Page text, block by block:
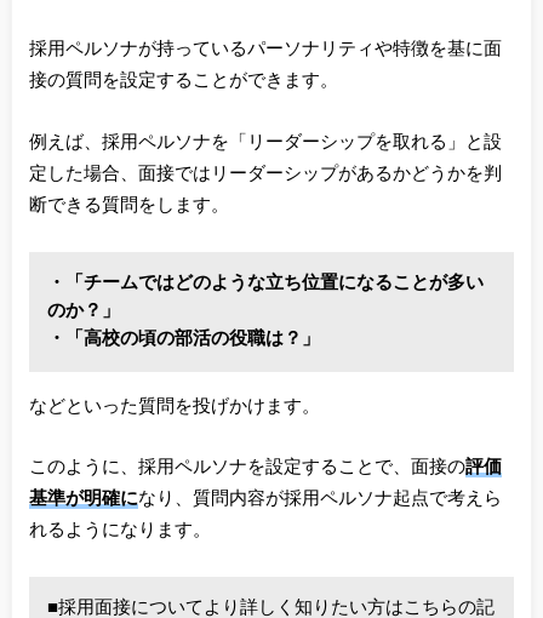
採用ペルソナが持っているパーソナリティや特徴を基に面
接の質問を設定することができます。
例えば、採用ペルソナを「リーダーシップを取れる」と設
定した場合、面接ではリーダーシップがあるかどうかを判
断できる質問をします。
・「チームではどのような立ち位置になることが多い
のか？」
・「高校の頃の部活の役職は？」
などといった質問を投げかけます。
このように、採用ペルソナを設定することで、面接の評価
基準が明確になり、質問内容が採用ペルソナ起点で考えら
れるようになります。
■採用面接についてより詳しく知りたい方はこちらの記